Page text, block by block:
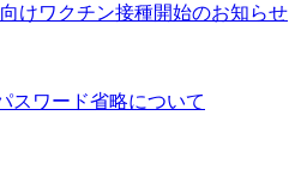
けワクチン接種開始のお知らせ
スワード省略について